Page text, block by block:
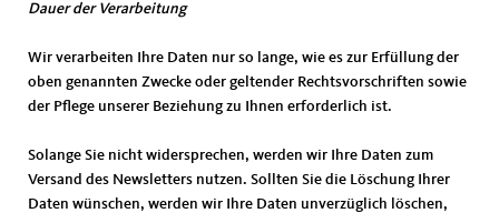
Dauer der Verarbeitung
Wir verarbeiten Ihre Daten nur so lange, wie es zur Erfüllung der
oben genannten Zwecke oder geltender Rechtsvorschriften sowie
der Pflege unserer Beziehung zu Ihnen erforderlich ist.
Solange Sie nicht widersprechen, werden wir Ihre Daten zum
Versand des Newsletters nutzen. Sollten Sie die Löschung Ihrer
Daten wünschen, werden wir Ihre Daten unverzüglich löschen,